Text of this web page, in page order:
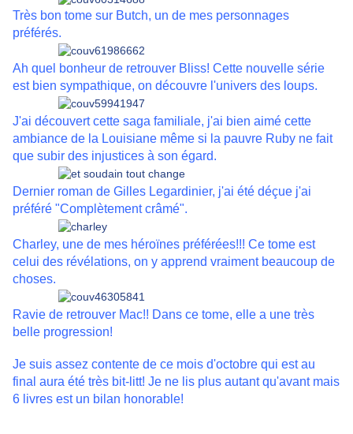
Très bon tome sur Butch, un de mes personnages
préférés.
Ah quel bonheur de retrouver Bliss! Cette nouvelle série
est bien sympathique, on découvre l'univers des loups.
J'ai découvert cette saga familiale, j'ai bien aimé cette
ambiance de la Louisiane même si la pauvre Ruby ne fait
que subir des injustices à son égard.
Dernier roman de Gilles Legardinier, j'ai été déçue j'ai
préféré "Complètement crâmé".
Charley, une de mes héroïnes préférées!!! Ce tome est
celui des révélations, on y apprend vraiment beaucoup de
choses.
Ravie de retrouver Mac!! Dans ce tome, elle a une très
belle progression!
Je suis assez contente de ce mois d'octobre qui est au
final aura été très bit-litt! Je ne lis plus autant qu'avant mais
6 livres est un bilan honorable!